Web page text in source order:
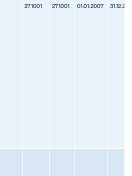
271001 271001 01.01.2007